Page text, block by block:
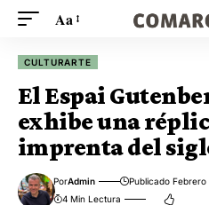
Aa
CULTURARTE
El Espai
exhibe una
imprenta del
PorAdmin Publicado Febrero
4 Min Lectura